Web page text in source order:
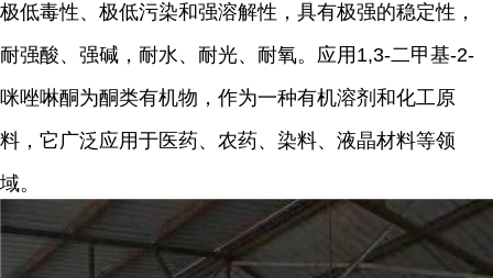
极低毒性、极低污染和强溶解性，具有极强的稳定性，
耐强酸、强碱，耐水、耐光、耐氧。应用1,3-二甲基-2-
咪唑啉酮为酮类有机物，作为一种有机溶剂和化工原
料，它广泛应用于医药、农药、染料、液晶材料等领
域。